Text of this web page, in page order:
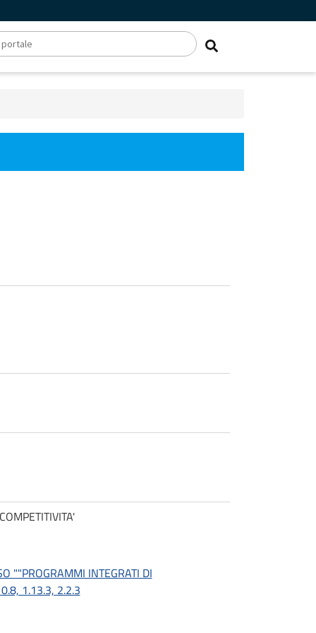
""PROGRAMMI INTEGRATI DI
1.13.3, 2.2.3